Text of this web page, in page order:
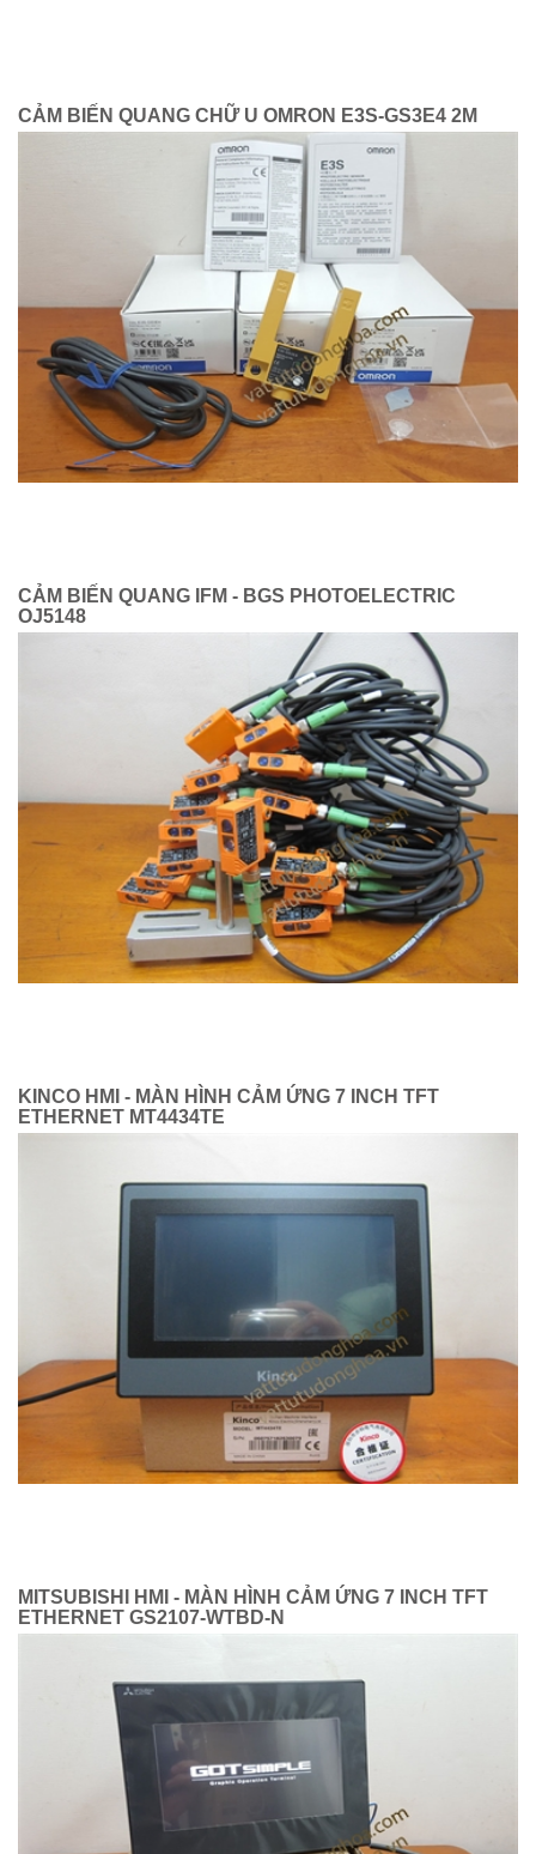
CẢM BIẾN QUANG CHỮ U OMRON E3S-GS3E4 2M
CẢM BIẾN QUANG IFM - BGS PHOTOELECTRIC
OJ5148
KINCO HMI - MÀN HÌNH CẢM ỨNG 7 INCH TFT
ETHERNET MT4434TE
MITSUBISHI HMI - MÀN HÌNH CẢM ỨNG 7 INCH TFT
ETHERNET GS2107-WTBD-N